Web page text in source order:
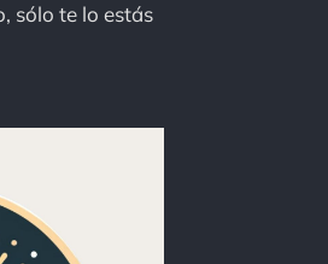
sólo te lo estás